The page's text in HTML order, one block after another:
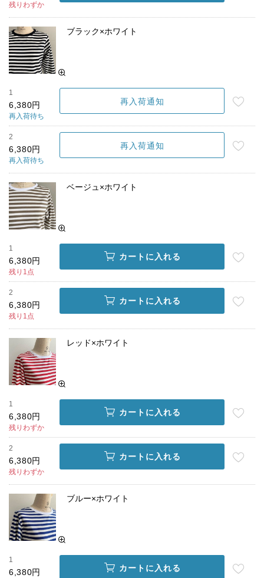
残りわずか
ブラック×ホワイト
1
6,380円
再入荷待ち
再入荷通知
2
6,380円
再入荷待ち
再入荷通知
ベージュ×ホワイト
1
6,380円
残り1点
カートに入れる
2
6,380円
残り1点
カートに入れる
レッド×ホワイト
1
6,380円
残りわずか
カートに入れる
2
6,380円
残りわずか
カートに入れる
ブルー×ホワイト
1
6,380円 カートに入れる